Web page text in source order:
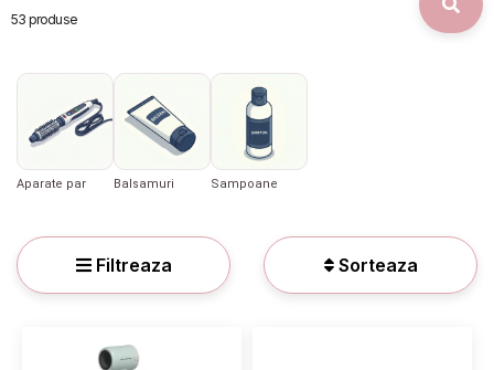
Branduri
CARUCIOARE COPII
53 produse
Aparate par Balsamuri Sampoane
Filtreaza Sorteaza